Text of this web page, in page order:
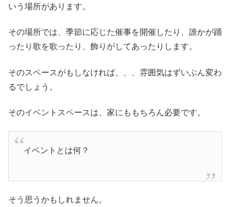
いう場所があります。
その場所では、季節に応じた催事を開催したり、誰かが踊
ったり歌を歌ったり、飾りがしてあったりします。
そのスペースがもしなければ、、、雰囲気はずいぶん変わ
るでしょう。
そのイベントスペースは、家にももちろん必要です。
イベントとは何？
そう思うかもしれません。